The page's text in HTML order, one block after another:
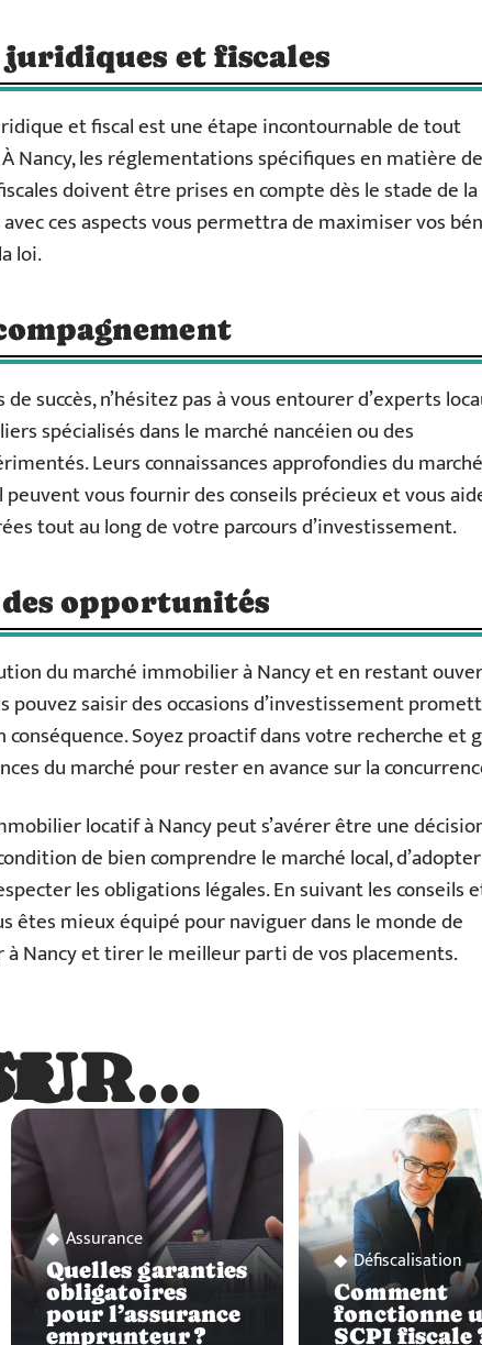
et fiscales
et fiscal est une étape incontournable de tout
Nancy, les réglementations spécifiques en matière de
doivent être prises en compte dès le stade de la
ces aspects vous permettra de maximiser vos
loi.
succès, n’hésitez pas à vous entourer d’experts
spécialisés dans le marché nancéien ou des
Leurs connaissances approfondies du
vous fournir des conseils précieux et vous
tout au long de votre parcours d’investissement.
opportunités
du marché immobilier à Nancy et en restant
saisir des occasions d’investissement
Soyez proactif dans votre recherche et
du marché pour rester en avance sur la
locatif à Nancy peut s’avérer être une
de bien comprendre le marché local,
les obligations légales. En suivant les conseils
êtes mieux équipé pour naviguer dans le monde de
Nancy et tirer le meilleur parti de vos placements.
Assurance
Quelles garanties
obligatoires
pour l’assurance
emprunteur ?
Défiscalisation
Comment
fonctionne
SCPI fiscale